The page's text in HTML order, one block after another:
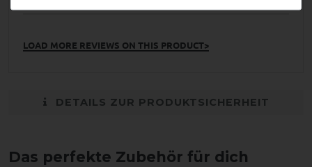
LOAD MORE REVIEWS ON THIS PRODUCT>
DETAILS ZUR PRODUKTSICHERHEIT
Das perfekte Zubehör für dich